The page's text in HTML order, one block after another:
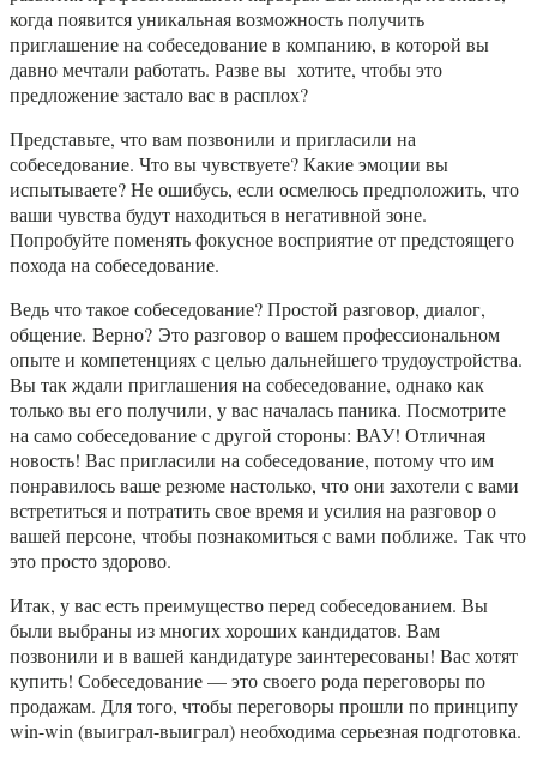
когда появится уникальная возможность получить
приглашение на собеседование в компанию, в которой вы
давно мечтали работать. Разве вы хотите, чтобы это
предложение застало вас в расплох?
Представьте, что вам позвонили и пригласили на
собеседование. Что вы чувствуете? Какие эмоции вы
испытываете? Не ошибусь, если осмелюсь предположить, что
ваши чувства будут находиться в негативной зоне.
Попробуйте поменять фокусное восприятие от предстоящего
похода на собеседование.
Ведь что такое собеседование? Простой разговор, диалог,
общение. Верно? Это разговор о вашем профессиональном
опыте и компетенциях с целью дальнейшего трудоустройства.
Вы так ждали приглашения на собеседование, однако как
только вы его получили, у вас началась паника. Посмотрите
на само собеседование с другой стороны: ВАУ! Отличная
новость! Вас пригласили на собеседование, потому что им
понравилось ваше резюме настолько, что они захотели с вами
встретиться и потратить свое время и усилия на разговор о
вашей персоне, чтобы познакомиться с вами поближе. Так что
это просто здорово.
Итак, у вас есть преимущество перед собеседованием. Вы
были выбраны из многих хороших кандидатов. Вам
позвонили и в вашей кандидатуре заинтересованы! Вас хотят
купить! Собеседование — это своего рода переговоры по
продажам. Для того, чтобы переговоры прошли по принципу
win-win (выиграл-выиграл) необходима серьезная подготовка.